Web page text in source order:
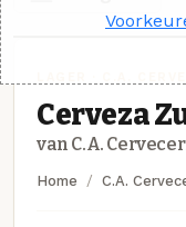
Cerveza
van C.A.
Home C.A.